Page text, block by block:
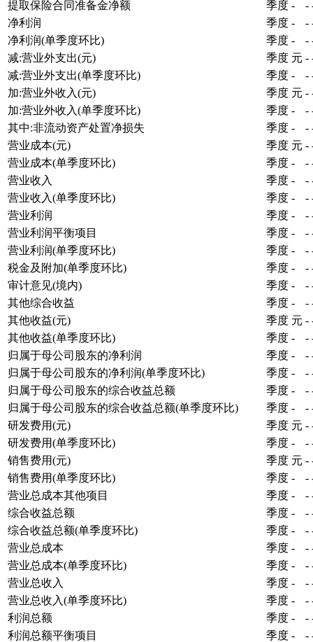
提取保险合同准备金净额 季度 - -
净利润
季度 - -
净利润(单季度环比)
季度 - -
减:营业外支出(元)
季度 元 -
减:营业外支出(单季度环比)
季度 - -
加:营业外收入(元)
季度 元 -
加:营业外收入(单季度环比)
季度 - -
其中:非流动资产处置净损失
季度 - -
营业成本(元)
季度 元 -
营业成本(单季度环比)
季度 - -
营业收入
季度 - -
营业收入(单季度环比)
季度 - -
营业利润
季度 - -
营业利润平衡项目
季度 - -
营业利润(单季度环比)
季度 - -
税金及附加(单季度环比)
季度 - -
审计意见(境内)
季度 - -
其他综合收益
季度 - -
其他收益(元)
季度 元 -
其他收益(单季度环比)
季度 - -
归属于母公司股东的净利润
季度 - -
归属于母公司股东的净利润(单季度环比)
季度 - -
归属于母公司股东的综合收益总额
季度 - -
归属于母公司股东的综合收益总额(单季度环比)
季度 - -
研发费用(元)
季度 元 -
研发费用(单季度环比)
季度 - -
销售费用(元)
季度 元 -
销售费用(单季度环比)
季度 - -
营业总成本其他项目
季度 - -
综合收益总额
季度 - -
综合收益总额(单季度环比)
季度 - -
营业总成本
季度 - -
营业总成本(单季度环比)
季度 - -
营业总收入
季度 - -
营业总收入(单季度环比)
季度 - -
利润总额
季度 - -
利润总额平衡项目
季度 - -